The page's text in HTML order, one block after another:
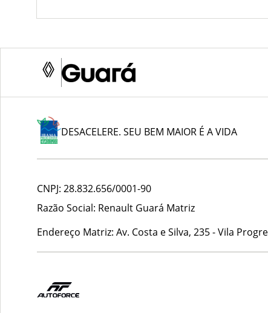
DESACELERE. SEU BEM MAIOR É A VIDA
CNPJ: 28.832.656/0001-90
Razão Social: Renault Guará Matriz
Endereço Matriz: Av. Costa e Silva, 235 - Vila